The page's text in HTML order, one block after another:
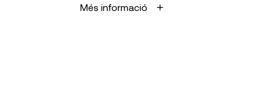
Més informació